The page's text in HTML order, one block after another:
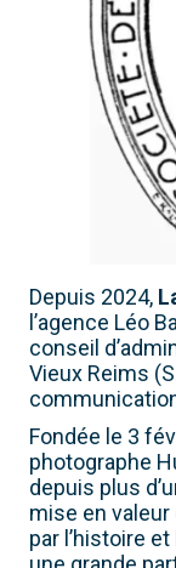
Depuis 2024,
l’agence Léo
conseil
Vieux Reims
Fondée le 3
photographe
depuis plus
mise en
par l’histoire